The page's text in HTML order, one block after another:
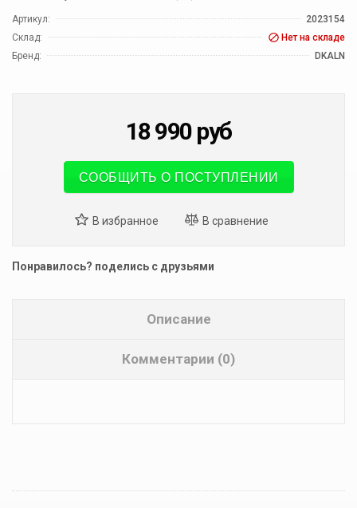
Артикул:
2023154
Склад:
Нет на складе
Бренд:
DKALN
18 990 руб
СООБЩИТЬ О ПОСТУПЛЕНИИ
Понравилось? поделись с друзьями
Описание
Комментарии (0)